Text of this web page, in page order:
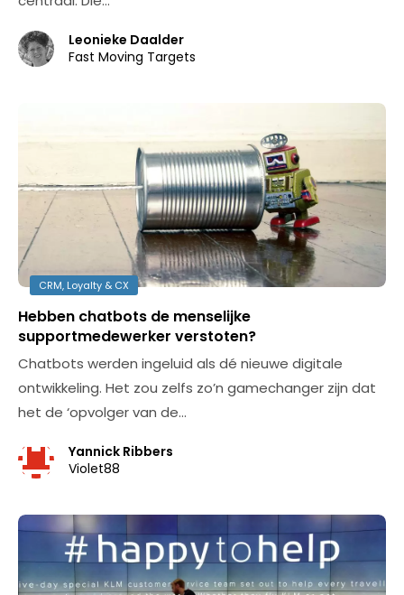
Leonieke Daalder
Fast Moving Targets
CRM, Loyalty & CX
Hebben chatbots de menselijke
supportmedewerker verstoten?
Chatbots werden ingeluid als dé nieuwe digitale
ontwikkeling. Het zou zelfs zo’n gamechanger zijn dat
het de ‘opvolger van de…
Yannick Ribbers
Violet88